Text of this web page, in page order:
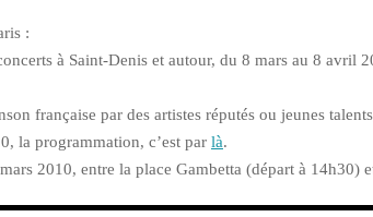
:
à Saint-Denis et autour, du 8 mars au 8 avril
française par des artistes réputés ou jeunes
la programmation, c’est par là.
2010, entre la place Gambetta (départ à 14h30)